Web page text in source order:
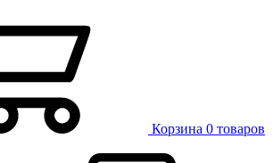
Корзина 0 товаров